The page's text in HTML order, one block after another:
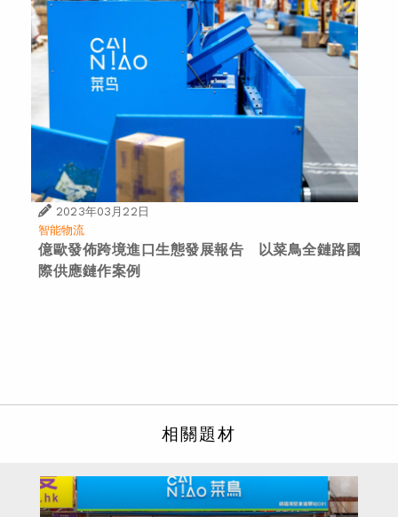
2023年03月22日
智能物流
億歐發佈跨境進口生態發展報告 以菜鳥全鏈路國
際供應鏈作案例
相關題材